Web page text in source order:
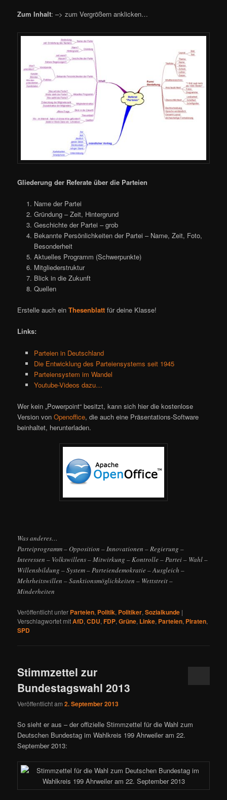
Zum Inhalt: –> zum Vergrößern anklicken…
Gliederung der Referate über die Parteien
Name der Partei
Gründung – Zeit, Hintergrund
Geschichte der Partei – grob
Bekannte Persönlichkeiten der Partei – Name, Zeit, Foto,
Besonderheit
Aktuelles Programm (Schwerpunkte)
Mitgliederstruktur
Blick in die Zukunft
Quellen
Erstelle auch einThesenblatt für deine Klasse!
Links:
Parteien in Deutschland
Die Entwicklung des Parteiensystems seit 1945
Parteiensystem im Wandel
Youtube-Videos dazu…
Wer kein „Powerpoint“ besitzt, kann sich hier die kostenlose
Version vonOpenoffice, die auch eine Präsentations-Software
beinhaltet, herunterladen.
Was anderes…
Parteiprogramm – Opposition – Innovationen – Regierung –
Interessen – Volkswillens – Mitwirkung – Kontrolle – Partei – Wahl –
Willensbildung – System – Parteiendemokratie – Ausgleich –
Mehrheitswillen – Sanktionsmöglichkeiten – Wettstreit –
Minderheiten
Veröffentlicht unter Parteien, Politik, Politiker,Sozialkunde |
Verschlagwortet mitAfD,CDU,FDP,Grüne, Linke, Parteien, Piraten,
SPD
Stimmzettel zur
Bundestagswahl 2013
Veröffentlicht am2. September 2013
So sieht er aus – der offizielle Stimmzettel für die Wahl zum
Deutschen Bundestag im Wahlkreis 199 Ahrweiler am 22.
September 2013: